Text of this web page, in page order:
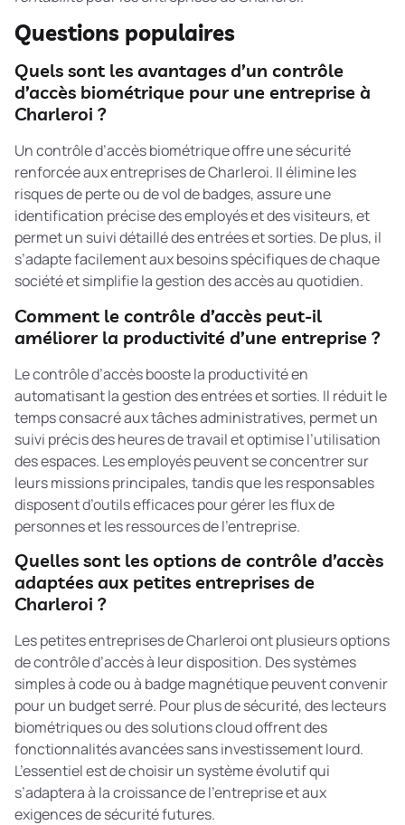
Questions populaires
Quels sont les avantages d’un contrôle
d’accès biométrique pour une entreprise à
Charleroi ?
Un contrôle d’accès biométrique offre une sécurité
renforcée aux entreprises de Charleroi. Il élimine les
risques de perte ou de vol de badges, assure une
identification précise des employés et des visiteurs, et
permet un suivi détaillé des entrées et sorties. De plus, il
s’adapte facilement aux besoins spécifiques de chaque
société et simplifie la gestion des accès au quotidien.
Comment le contrôle d’accès peut-il
améliorer la productivité d’une entreprise ?
Le contrôle d’accès booste la productivité en
automatisant la gestion des entrées et sorties. Il réduit le
temps consacré aux tâches administratives, permet un
suivi précis des heures de travail et optimise l’utilisation
des espaces. Les employés peuvent se concentrer sur
leurs missions principales, tandis que les responsables
disposent d’outils efficaces pour gérer les flux de
personnes et les ressources de l’entreprise.
Quelles sont les options de contrôle d’accès
adaptées aux petites entreprises de
Charleroi ?
Les petites entreprises de Charleroi ont plusieurs options
de contrôle d’accès à leur disposition. Des systèmes
simples à code ou à badge magnétique peuvent convenir
pour un budget serré. Pour plus de sécurité, des lecteurs
biométriques ou des solutions cloud offrent des
fonctionnalités avancées sans investissement lourd.
L’essentiel est de choisir un système évolutif qui
s’adaptera à la croissance de l’entreprise et aux
exigences de sécurité futures.